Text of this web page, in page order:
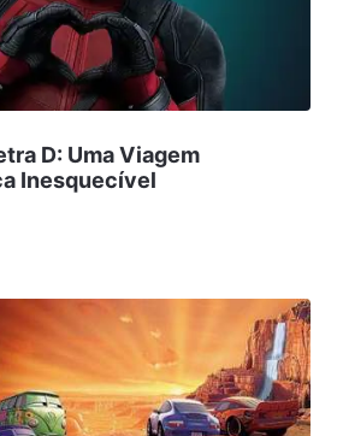
D: Uma Viagem
Inesquecível